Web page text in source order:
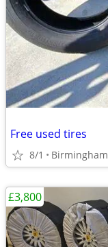
Free used tires
8/1 Birmingham
£3,800